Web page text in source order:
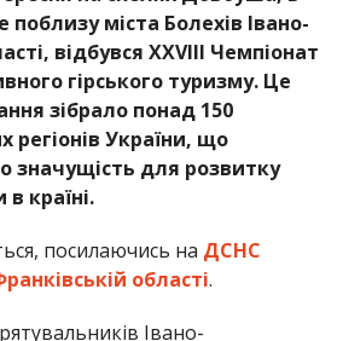
міста Болехів Івано-
відбувся XXVIII Чемпіонат
гірського туризму. Це
зібрало понад 150
регіонів України, що
значущість для розвитку
в країні.
посилаючись на ДСНС
області.
Івано-